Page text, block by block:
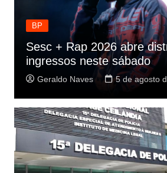
BP
Previsões astrológicas:
os astros revelam
Geraldo Naves 4 de agosto